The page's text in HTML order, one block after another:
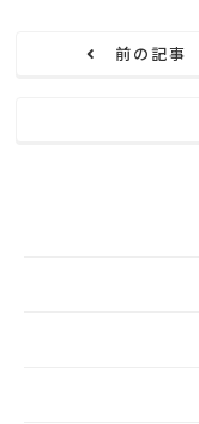
前の記事